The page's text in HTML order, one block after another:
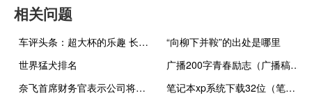
相关问题
车评头条：超大杯的乐趣 长安福特全新探险者试驾
“向柳下并鞍”的出处是哪里
世界猛犬排名
广播200字青春励志（广播稿200字人生励志）
奈飞首席财务官表示公司将长期参与游戏行业已发布70款游戏
笔记本xp系统下载32位（笔记本xp系统下载）